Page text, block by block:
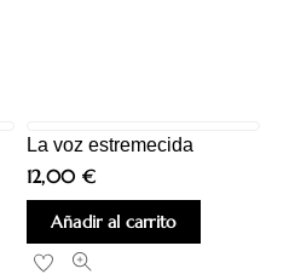
La voz estremecida
12,00 €
Añadir al carrito